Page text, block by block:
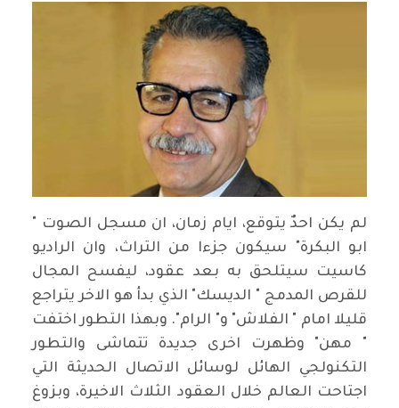
لم يكن احدٌ يتوقع، ايام زمان، ان مسجل الصوت "
ابو البكرة" سيكون جزءا من التراث، وان الراديو
كاسيت سيتلحق به بعد عقود، ليفسح المجال
للقرص المدمج " الديسك" الذي بدأ هو الاخر يتراجع
قليلا امام " الفلاش" و" الرام". وبهذا التطور اختفت
" مهن" وظهرت اخرى جديدة تتماشى والتطور
التكنولجي الهائل لوسائل الاتصال الحديثة التي
اجتاحت العالم خلال العقود الثلاث الاخيرة، وبزوغ